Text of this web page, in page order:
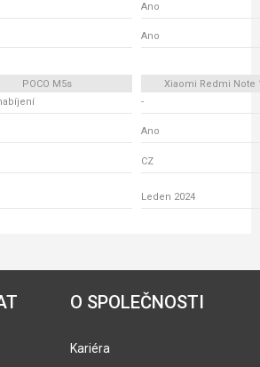
Ano
Ano
POCO M5s
Xiaomi Redmi Note
-
Ano
CZ
Leden 2024
O SPOLEČNOSTI
Kariéra